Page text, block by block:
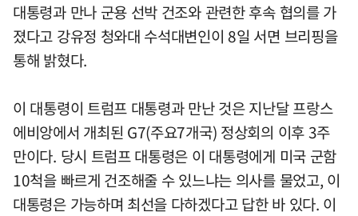
대통령과 만나 군용 선박 건조와 관련한 후속 협의를 가
졌다고 강유정 청와대 수석대변인이 8일 서면 브리핑을
통해 밝혔다.
이 대통령이 트럼프 대통령과 만난 것은 지난달 프랑스
에비앙에서 개최된 G7(주요7개국) 정상회의 이후 3주
만이다. 당시 트럼프 대통령은 이 대통령에게 미국 군함
10척을 빠르게 건조해줄 수 있느냐는 의사를 물었고, 이
대통령은 가능하며 최선을 다하겠다고 답한 바 있다. 이